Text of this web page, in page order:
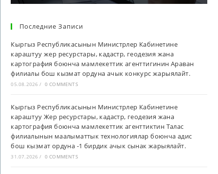
Последние Записи
Кыргыз Республикасынын Министрлер Кабинетине
караштуу жер ресурстары, кадастр, геодезия жана
картография боюнча мамлекеттик агенттигинин Араван
филиалы бош кызмат ордуна ачык конкурс жарыялайт.
05.08.2026 / 0 COMMENTS
Кыргыз Республикасынын Министрлер Кабинетине
караштуу Жер ресурстары, кадастр, геодезия жана
картография боюнча мамлекеттик агенттиктин Талас
филиалынын маалыматтык технологиялар боюнча адис
бош кызмат ордуна -1 бирдик ачык сынак жарыялайт.
31.07.2026 / 0 COMMENTS